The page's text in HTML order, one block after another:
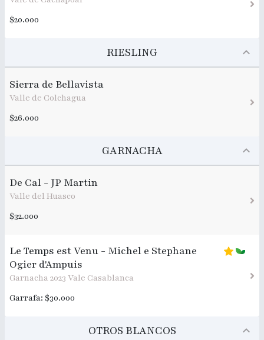
$20.000
RIESLING
Sierra de Bellavista
Valle de Colchagua
$26.000
GARNACHA
De Cal - JP Martin
Valle del Huasco
$32.000
Le Temps est Venu - Michel e Stephane
Ogier d'Ampuis
Garnacha 2023 Vale Casablanca
Garrafa: $30.000
OTROS BLANCOS